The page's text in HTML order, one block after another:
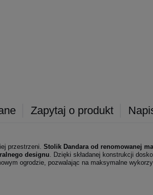
Zapytaj o produkt
przestrzeni. Stolik Dandara od renomowanej
designu. Dzięki składanej konstrukcji
ogrodzie, pozwalając na maksymalne